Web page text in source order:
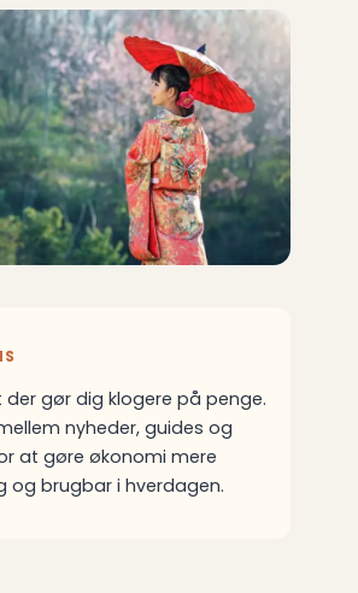
der gør dig klogere på penge.
nyheder, guides og
at gøre økonomi mere
og brugbar i hverdagen.